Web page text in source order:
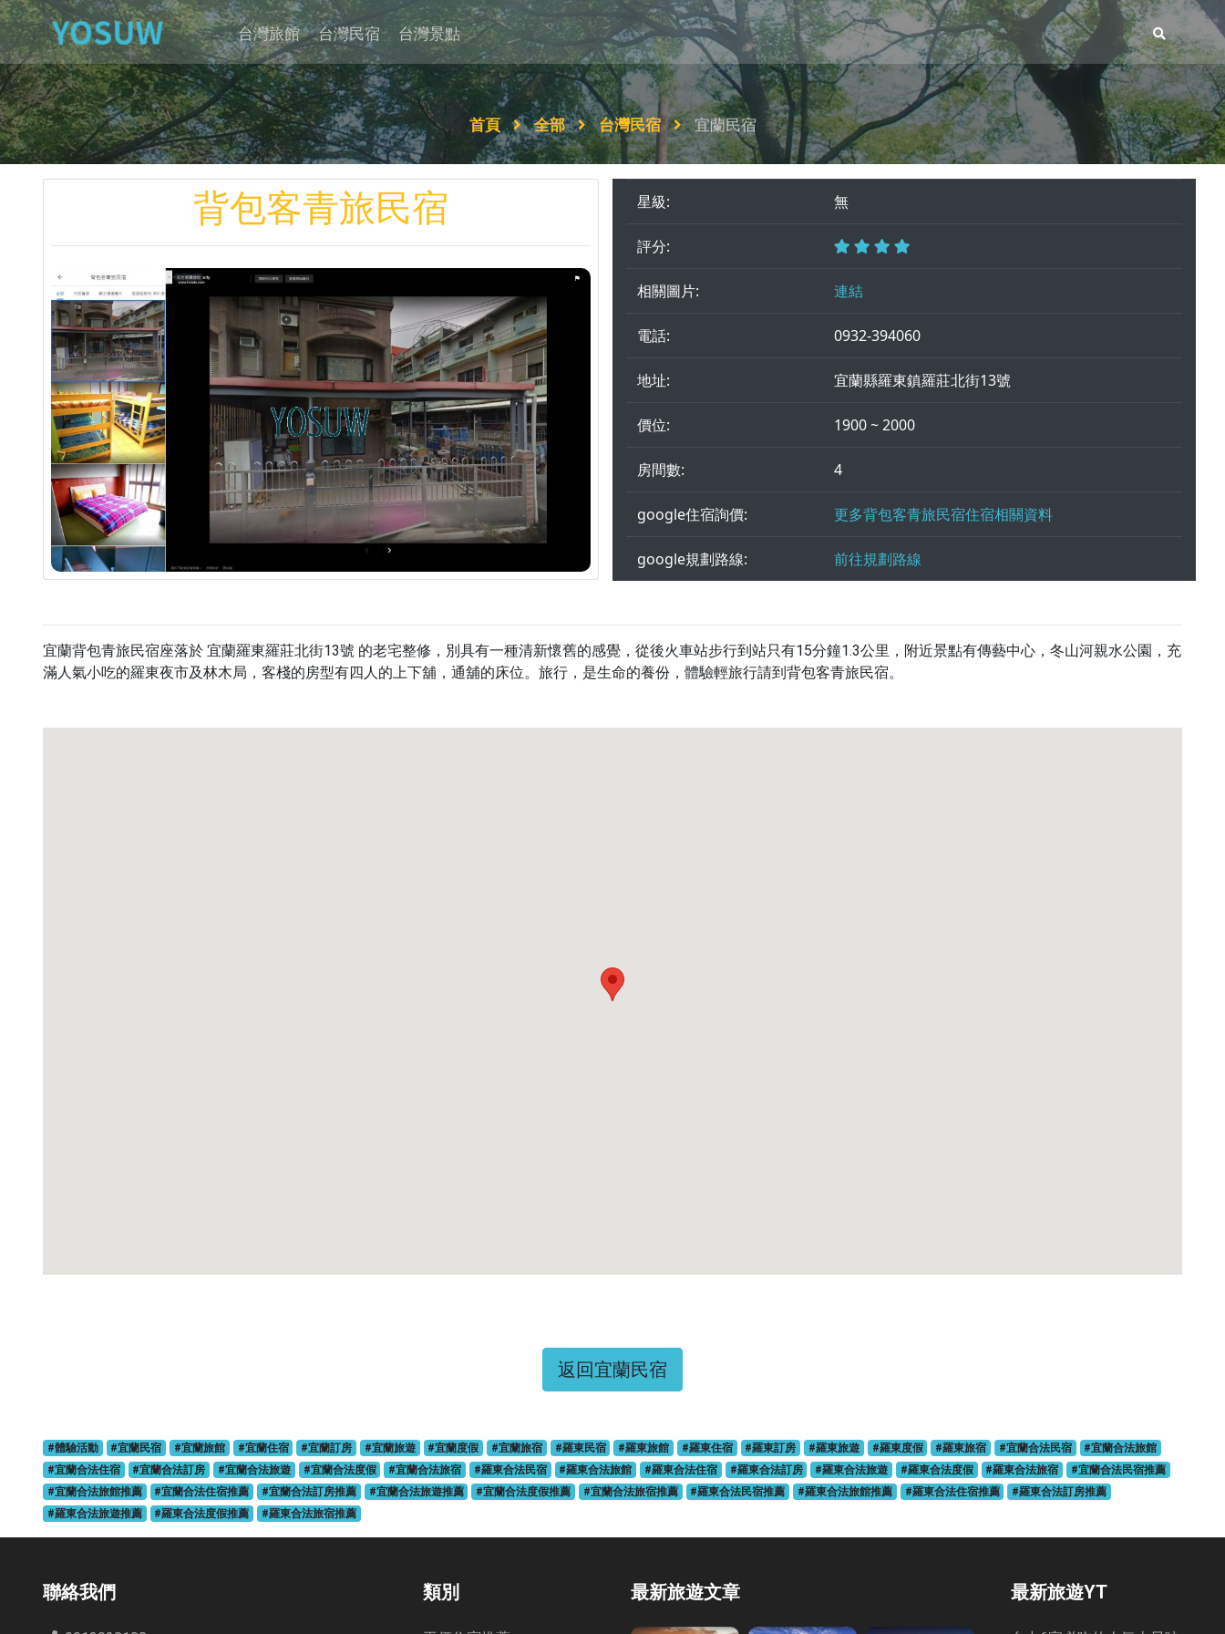
台灣旅館 台灣民宿 台灣景點
首頁 全部 台灣民宿 宜蘭民宿
背包客青旅民宿 星級: 無
評分:
相關圖片: 連結
電話: 0932-394060
地址: 宜蘭縣羅東鎮羅莊北街13號
價位: 1900 ~ 2000
房間數: 4
google住宿詢價: 更多背包客青旅民宿住宿相關資料
google規劃路線: 前往規劃路線
宜蘭背包青旅民宿座落於 宜蘭羅東羅莊北街13號 的老宅整修，別具有一種清新懷舊的感覺，從後火車站步行到站只有15分鐘1.3公里，附近景點有傳藝中心，冬山河親水公園，充
滿人氣小吃的羅東夜市及林木局，客棧的房型有四人的上下舖，通舖的床位。旅行，是生命的養份，體驗輕旅行請到背包客青旅民宿。
返回宜蘭民宿
#體驗活動 #宜蘭民宿 #宜蘭旅館 #宜蘭住宿 #宜蘭訂房 #宜蘭旅遊 #宜蘭度假 #宜蘭旅宿 #羅東民宿 #羅東旅館 #羅東住宿 #羅東訂房 #羅東旅遊 #羅東度假 #羅東旅宿 #宜蘭合法民宿
#宜蘭合法旅館
#宜蘭合法住宿
#宜蘭合法訂房 #宜蘭合法旅遊 #宜蘭合法度假 #宜蘭合法旅宿 #羅東合法民宿 #羅東合法旅館 #羅東合法住宿 #羅東合法訂房 #羅東合法旅遊 #羅東合法度假 #羅東合法旅宿
#宜蘭合法民宿推薦
#宜蘭合法旅館推薦
#宜蘭合法住宿推薦 #宜蘭合法訂房推薦 #宜蘭合法旅遊推薦 #宜蘭合法度假推薦 #宜蘭合法旅宿推薦 #羅東合法民宿推薦 #羅東合法旅館推薦 #羅東合法住宿推薦
#羅東合法訂房推薦
#羅東合法旅遊推薦
#羅東合法度假推薦 #羅東合法旅宿推薦
聯絡我們 類別 最新旅遊文章 最新旅遊YT